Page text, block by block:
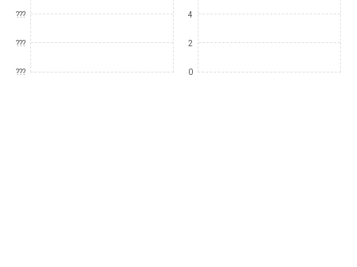
???
???
???
4
2
0